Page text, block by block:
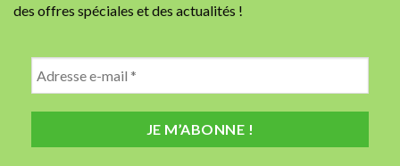
des offres spéciales et des actualités !